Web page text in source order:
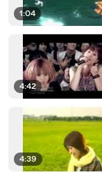
1:04
4:42
4:39